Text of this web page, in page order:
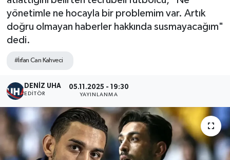
yönetimle ne hocayla bir problemim var. Artık
doğru olmayan haberler hakkında susmayacağım"
dedi.
#İrfan Can Kahveci
DENİZ UHA
EDITÖR
05.11.2025 - 19:30
YAYINLANMA
Yaşam
Son Dakika Haberleri
Haber Arşivi